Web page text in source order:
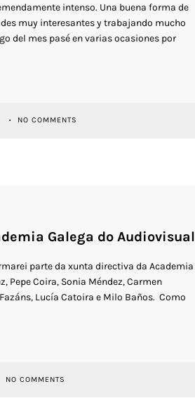
intenso. Una buena forma de
muy interesantes y trabajando mucho
del mes pasé en varias ocasiones por
NO COMMENTS
Galega do Audiovisual
parte da xunta directiva da Academia
Pepe Coira, Sonia Méndez, Carmen
Lucía Catoira e Milo Baños. Como
NO COMMENTS